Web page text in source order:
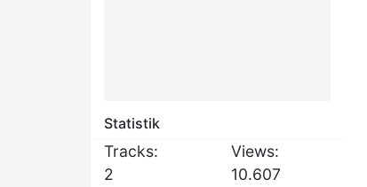
Statistik
Tracks:
2
Views:
10.607